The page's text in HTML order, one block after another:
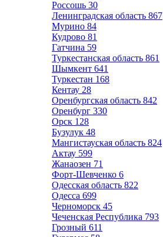
Россошь 30
Ленинградская область 867
Мурино 84
Кудрово 81
Гатчина 59
Туркестанская область 861
Шымкент 641
Туркестан 168
Кентау 28
Оренбургская область 842
Оренбург 330
Орск 128
Бузулук 48
Мангистауская область 824
Актау 599
Жанаозен 71
Форт-Шевченко 6
Одесская область 822
Одесса 699
Черноморск 45
Чеченская Республика 793
Грозный 611